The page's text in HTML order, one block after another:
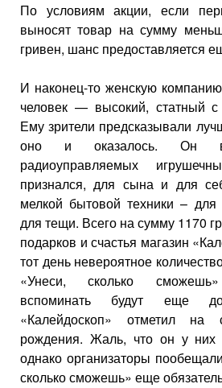
По условиям акции, если
выносят товар на сумму
гривен, шанс предоставляется
И наконец-то женскую
человек — высокий, статный
Ему зрители предсказывали
оно и оказалось. Он
радиоуправляемых
признался, для сына и для
мелкой бытовой техники –
для тещи. Всего на сумму 1170
подарков и счастья магазин
тот день невероятное
«Унеси, сколько
вспоминать будут еще
«Калейдоскоп» отметил
рождения. Жаль, что он у них
однако организаторы
сколько сможешь» еще